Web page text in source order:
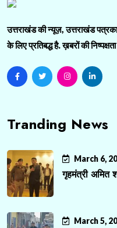
उत्तराखंड की न्यूज़, उत्तराखंड
के लिए प्रतिबद्ध है. ख़बरों की
Tranding News
March 6,
गृहमंत्री अमित
March 5,